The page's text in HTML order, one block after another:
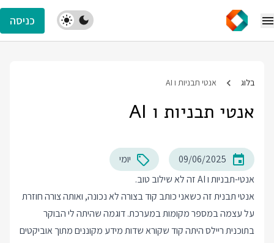
כניסה
בלוג אנטי תבניות ו AI
אנטי תבניות ו AI
09/06/2025
יומי
אנטי-תבניות ו AI זה לא שילוב טוב.
אנטי תבנית זה כשאני כותב קוד בצורה לא נכונה, ואותה צורה חוזרת
על עצמה במספר מקומות במערכת. דוגמה שהיתה לי הבוקר
בתוכנית ריילס היתה קוד שקורא שדות מידע מקוננים מתוך אוביקטים